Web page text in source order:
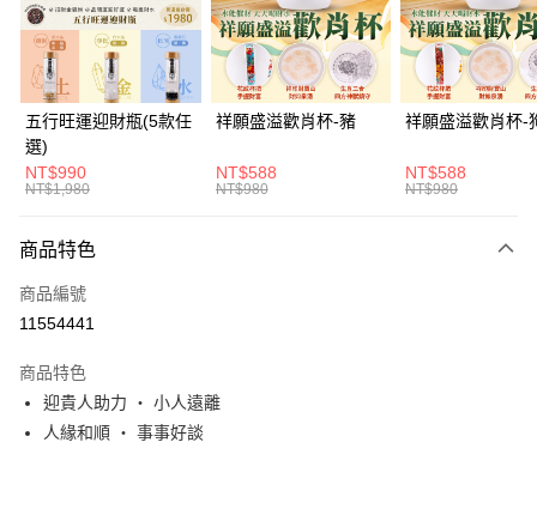
街口支付
悠遊付
Google Pay
全支付
ATM付款
貨到付款
運送方式
每筆NT$120，滿NT$1,500(含以上)免運費
付款後萊爾富取貨(訂單門檻$4000以下)
五行旺運迎財瓶(5款任
選)
NT$990
NT$1,980
祥願盛溢歡肖杯-豬
NT$588
NT$980
祥願盛溢歡肖杯-
NT$588
NT$980
商品特色
商品編號
11554441
商品特色
迎貴人助力 ・ 小人遠離
人緣和順 ・ 事事好談